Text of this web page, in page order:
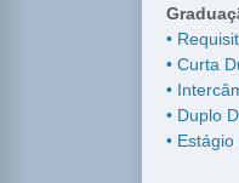
•
• Curta
•
• Duplo
•